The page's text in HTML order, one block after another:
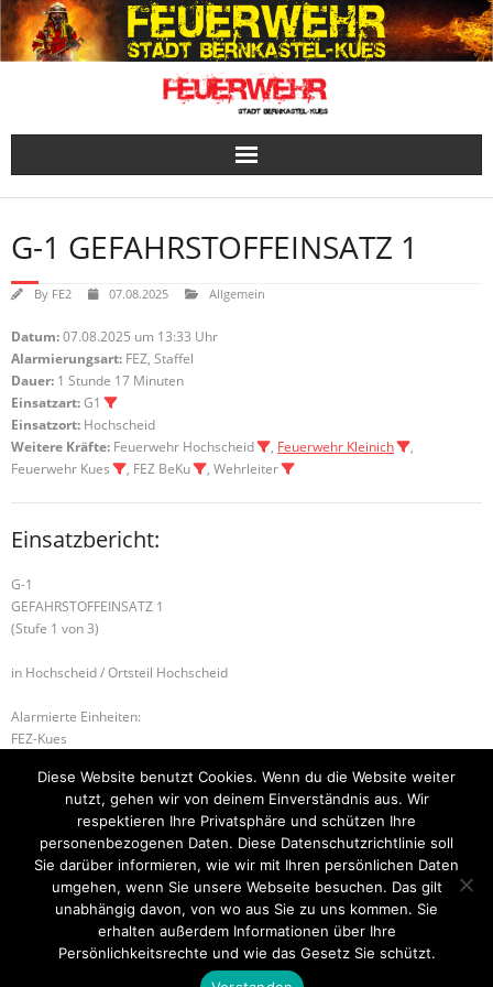
Skip
to
content
G-1 GEFAHRSTOFFEINSATZ 1
By FE2 07.08.2025 Allgemein
Datum:07.08.2025 um 13:33 Uhr
Alarmierungsart: FEZ, Staffel
Dauer: 1 Stunde 17 Minuten
Einsatzart:G1
Einsatzort: Hochscheid
Weitere Kräfte: Feuerwehr Hochscheid , Feuerwehr Kleinich
,
Feuerwehr Kues
, FEZ BeKu , Wehrleiter
Einsatzbericht:
G-1
GEFAHRSTOFFEINSATZ 1
(Stufe 1 von 3)
in Hochscheid / Ortsteil Hochscheid
Alarmierte Einheiten:
FEZ-Kues
FF-Kleinich-Gruppe
H-1 TIERRETTUNG H-1 ABSICHERUNG
Startseite Einsätze Mitglied werden Über uns
Kontakt
Diese Website benutzt Cookies. Wenn du die Website weiter
nutzt, gehen wir von deinem Einverständnis aus. Wir
respektieren Ihre Privatsphäre und schützen Ihre
personenbezogenen Daten. Diese Datenschutzrichtlinie soll
Sie darüber informieren, wie wir mit Ihren persönlichen Daten
umgehen, wenn Sie unsere Webseite besuchen. Das gilt
unabhängig davon, von wo aus Sie zu uns kommen. Sie
erhalten außerdem Informationen über Ihre
Persönlichkeitsrechte und wie das Gesetz Sie schützt.